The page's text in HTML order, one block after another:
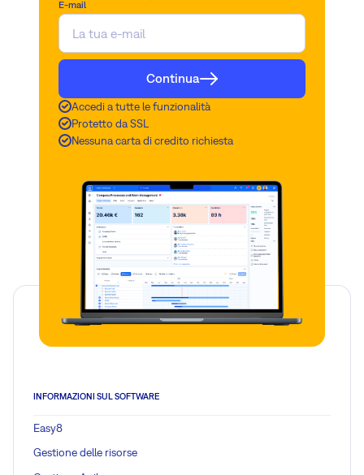
E-mail
Continua
Accedi a tutte le funzionalità
Protetto da SSL
Nessuna carta di credito richiesta
INFORMAZIONI SUL SOFTWARE
Easy8
Gestione delle risorse